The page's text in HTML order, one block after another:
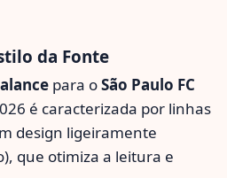
da Fonte
para oSão Paulo FC
é caracterizada por linhas
design ligeiramente
que otimiza a leitura e